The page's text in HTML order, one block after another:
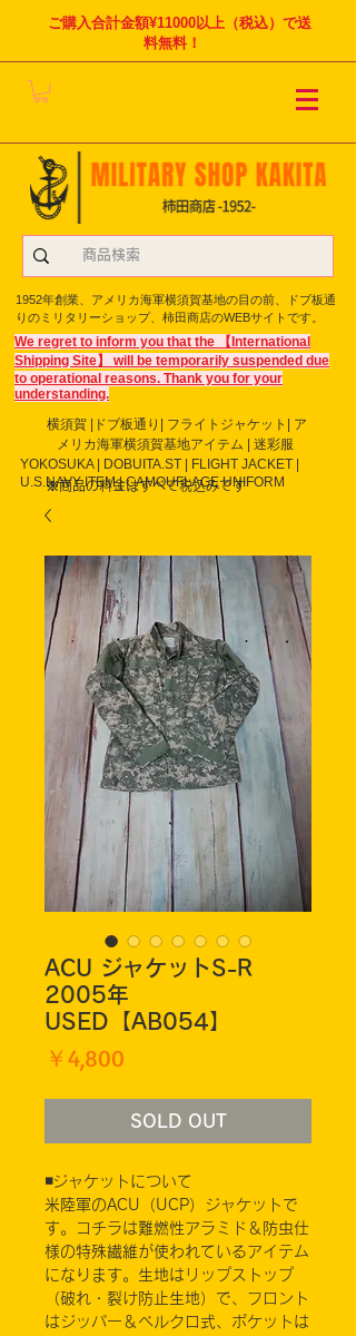
ご購入合計金額¥11000以上（税込）で送
料無料！
1952年創業、アメリカ海軍横須賀基地の目の前、ドブ板通
りのミリタリーショップ、柿田商店のWEBサイトです。
We regret to inform you that the 【International
Shipping Site】 will be temporarily suspended due
to operational reasons. Thank you for your
understanding.
横須賀 |ドブ板通り| フライト ジャケット| ア
メリカ海軍横須賀基地アイテム | 迷彩服
YOKOSUKA | DOBUITA.ST | FLIGHT JACKET |
U.S.NAVY ITEM | CAMOUFLAGE UNIFORM
※商品の料金はすべて税込みです
ACU ジャケットS-R
2005年
USED【AB054】
￥4,800
SOLD OUT
◾️ジャケットについて
米陸軍のACU（UCP）ジャケットで
す。コチラは難燃性アラミド＆防虫仕
様の特殊繊維が使われているアイテム
になります。生地はリップストップ
（破れ・裂け防止生地）で、フロント
はジッパー＆ベルクロ式、ポケットは